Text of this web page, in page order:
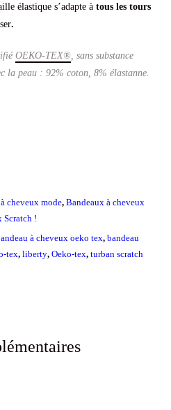
élastique s’adapte à tous les tours
.
OEKO-TEX® , sans substance
la peau : 92% coton, 8% élastanne.
cheveux mode, Bandeaux à cheveux
Scratch !
à cheveux oeko tex, bandeau
tex, liberty, Oeko-tex, turban scratch